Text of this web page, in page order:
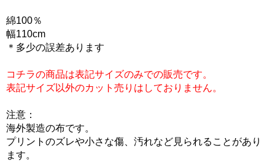
綿100％
幅110cm
＊多少の誤差あります
コチラの商品は表記サイズのみでの販売です。
表記サイズ以外のカット売りはしておりません。
注意：
海外製造の布です。
プリントのズレや小さな傷、汚れなど見られることがあり
ます。